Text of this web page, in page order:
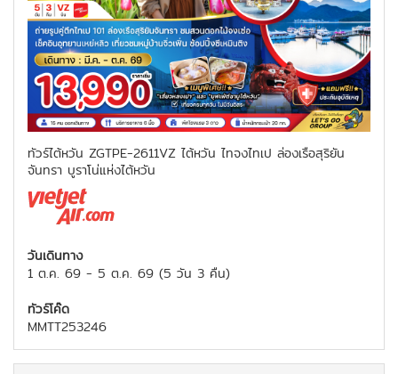
ทัวร์ไต้หวัน ZGTPE-2611VZ ไต้หวัน ไทจงไทเป ล่องเรือสุริยัน
จันทรา บูราโน่แห่งไต้หวัน
วันเดินทาง
1 ต.ค. 69 - 5 ต.ค. 69 (5 วัน 3 คืน)
ทัวร์โค๊ด
MMTT253246